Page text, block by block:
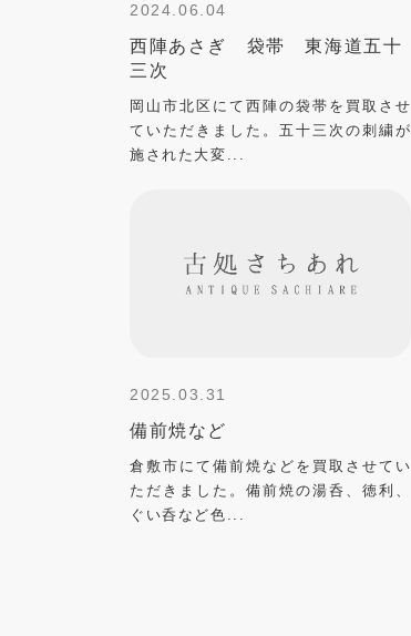
2024.06.04
西陣あさぎ 袋帯 東海道五十
三次
岡山市北区にて西陣の袋帯を買取させ
ていただきました。五十三次の刺繍が
施された大変...
2025.03.31
備前焼など
倉敷市にて備前焼などを買取させてい
ただきました。備前焼の湯呑、徳利、
ぐい呑など色...